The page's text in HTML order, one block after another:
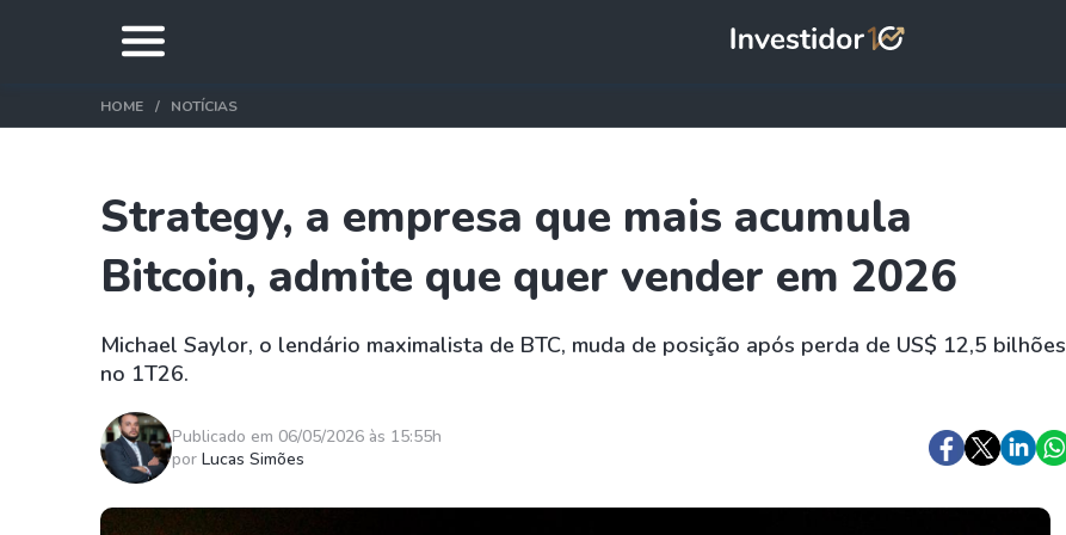
HOME NOTÍCIAS
Strategy, a empresa que mais acumula
Bitcoin, admite que quer vender em 2026
Michael Saylor, o lendário maximalista de BTC, muda de posição após perda de US$ 12,5 bilhões
no 1T26.
Publicado em 06/05/2026 às 15:55h
por Lucas Simões